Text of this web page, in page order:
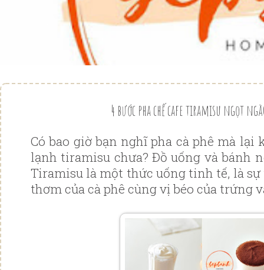
4 bước pha chế cafe tiramisu ngọt
Có bao giờ bạn nghĩ pha cà phê mà lại
lạnh tiramisu chưa? Đồ uống và bánh
Tiramisu là một thức uống tinh tế, là
thơm của cà phê cùng vị béo của trứng